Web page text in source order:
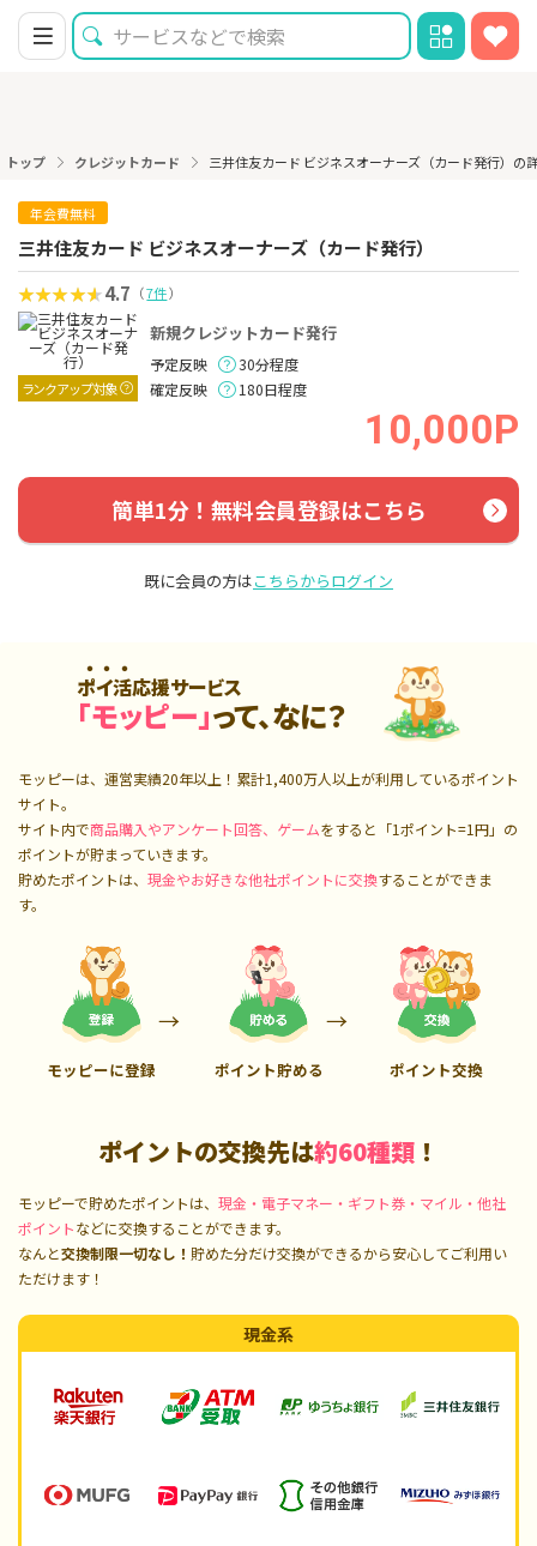
トップ クレジットカード 三井住友カード ビジネスオーナーズ（カード発行）の
年会費無料
三井住友カード ビジネスオーナーズ（カード発行）
4.7 （7件）
ランクアップ対象
新規クレジットカード発行
予定反映
30分程度
確定反映
180日程度
10,000P
簡単1分！無料会員登録はこちら
既に会員の方はこちらからログイン
ポイ活応援サービス
「モッピー」って、なに？
モッピーは、運営実績20年以上！累計1,400万人以上が利用しているポイント
サイト。
サイト内で商品購入やアンケート回答、ゲームをすると「1ポイント=1円」の
ポイントが貯まっていきます。
貯めたポイントは、 現金やお好きな他社ポイントに交換することができま
す。
モッピーに登録 ポイント貯める ポイント交換
ポイントの交換先は約60種類 ！
モッピーで貯めたポイントは、 現金・電子マネー・ギフト券・マイル・他社
ポイントなどに交換することができます。
なんと交換制限一切なし！ 貯めた分だけ交換ができるから安心してご利用い
ただけます！
現金系